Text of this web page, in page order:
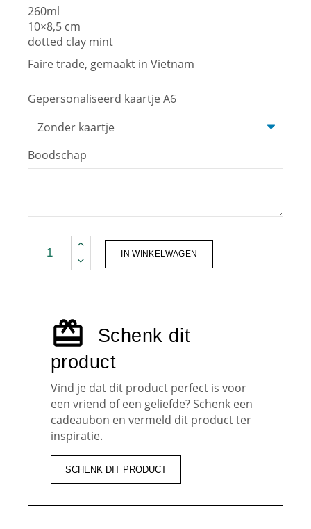
260ml
10×8,5 cm
dotted clay mint
Faire trade, gemaakt in Vietnam
Gepersonaliseerd kaartje A6
Boodschap
Kinta I Mok M - Mint quantity
IN WINKELWAGEN
Schenk dit
product
Vind je dat dit product perfect is voor
een vriend of een geliefde? Schenk een
cadeaubon en vermeld dit product ter
inspiratie.
SCHENK DIT PRODUCT